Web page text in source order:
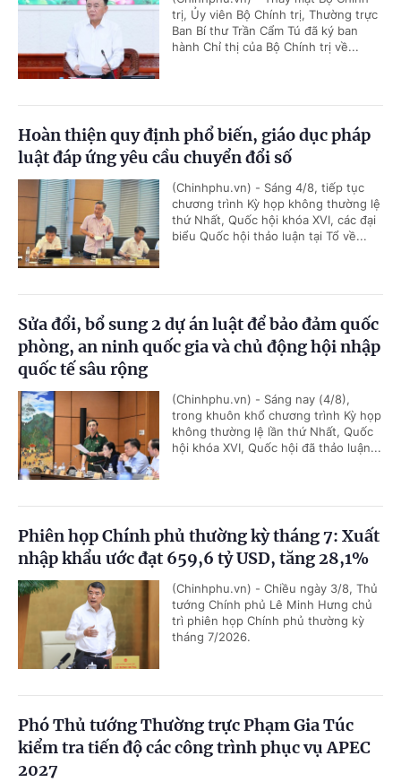
trị, Ủy viên Bộ Chính trị, Thường trực
Ban Bí thư Trần Cẩm Tú đã ký ban
hành Chỉ thị của Bộ Chính trị về...
Hoàn thiện quy định phổ biến, giáo dục pháp
luật đáp ứng yêu cầu chuyển đổi số
(Chinhphu.vn) - Sáng 4/8, tiếp tục
chương trình Kỳ họp không thường lệ
thứ Nhất, Quốc hội khóa XVI, các đại
biểu Quốc hội thảo luận tại Tổ về...
Sửa đổi, bổ sung 2 dự án luật để bảo đảm quốc
phòng, an ninh quốc gia và chủ động hội nhập
quốc tế sâu rộng
(Chinhphu.vn) - Sáng nay (4/8),
trong khuôn khổ chương trình Kỳ họp
không thường lệ lần thứ Nhất, Quốc
hội khóa XVI, Quốc hội đã thảo luận...
Phiên họp Chính phủ thường kỳ tháng 7: Xuất
nhập khẩu ước đạt 659,6 tỷ USD, tăng 28,1%
(Chinhphu.vn) - Chiều ngày 3/8, Thủ
tướng Chính phủ Lê Minh Hưng chủ
trì phiên họp Chính phủ thường kỳ
tháng 7/2026.
Phó Thủ tướng Thường trực Phạm Gia Túc
kiểm tra tiến độ các công trình phục vụ APEC
2027